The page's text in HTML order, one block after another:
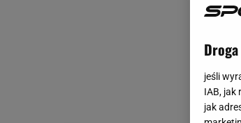
jeśli
IAB, jak
jak